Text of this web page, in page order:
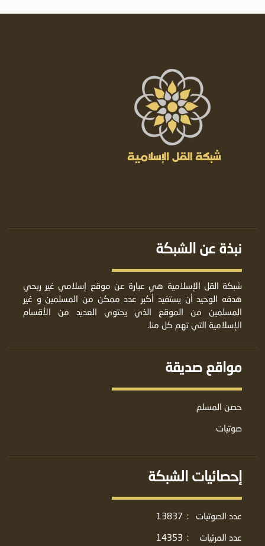
نبذة عن الشبكة
شبكة القل الإسلامية هي عبارة عن موقع إسلامي غير ربحي
هدفه الوحيد أن يستفيد أكبر عدد ممكن من المسلمين و غير
المسلمين من الموقع الذي يحتوي العديد من الأقسام
الإسلامية التي تهم كل منا.
مواقع صديقة
حصن المسلم
صوتيات
إحصائيات الشبكة
عدد الصوتيات :
13837
عدد المرئيات
:
14353